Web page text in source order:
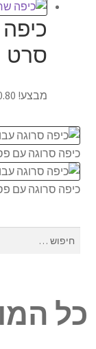
סרט
מבצע!
כיפה סרוגה עם פס כחול 20
כיפה סרוגה עם פס כחול 20.5
כל